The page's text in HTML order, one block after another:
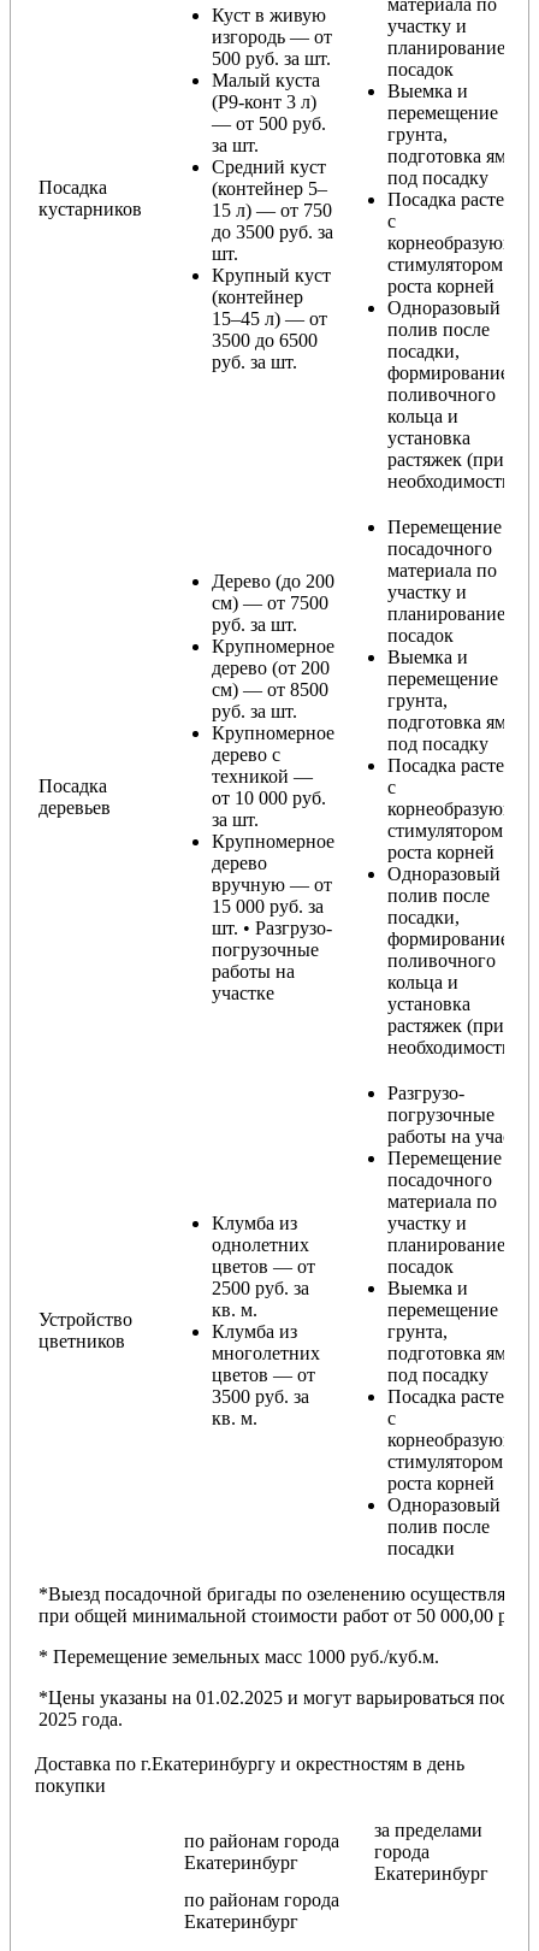
Посадка
кустарников
Куст в живую
изгородь — от
500 руб. за шт.
Малый куста
(Р9-конт 3 л)
— от 500 руб.
за шт.
Средний куст
(контейнер 5–
15 л) — от 750
до 3500 руб. за
шт.
Крупный куст
(контейнер
15–45 л) — от
3500 до 6500
руб. за шт.
материала по
участку и
планирование
посадок
Выемка и
перемещение
грунта,
подготовка ямы
под посадку
Посадка растения
с
корнеобразующим
стимулятором
роста корней
Одноразовый
полив после
посадки,
формирование
поливочного
кольца и
установка
растяжек (при
необходимости)
Посадка
деревьев
Дерево (до 200
см) — от 7500
руб. за шт.
Крупномерное
дерево (от 200
см) — от 8500
руб. за шт.
Крупномерное
дерево с
техникой —
от 10 000 руб.
за шт.
Крупномерное
дерево
вручную — от
15 000 руб. за
шт. • Разгрузо-
погрузочные
работы на
участке
Перемещение
посадочного
материала по
участку и
планирование
посадок
Выемка и
перемещение
грунта,
подготовка ямы
под посадку
Посадка растения
с
корнеобразующим
стимулятором
роста корней
Одноразовый
полив после
посадки,
формирование
поливочного
кольца и
установка
растяжек (при
необходимости)
Устройство
цветников
Клумба из
однолетних
цветов — от
2500 руб. за
кв. м.
Клумба из
многолетних
цветов — от
3500 руб. за
кв. м.
Разгрузо-
погрузочные
работы на участке
Перемещение
посадочного
материала по
участку и
планирование
посадок
Выемка и
перемещение
грунта,
подготовка ямы
под посадку
Посадка растений
с
корнеобразующим
стимулятором
роста корней
Одноразовый
полив после
посадки
*Выезд посадочной бригады по озеленению осуществляется
при общей минимальной стоимости работ от 50 000,00 руб.
* Перемещение земельных масс 1000 руб./куб.м.
*Цены указаны на 01.02.2025 и могут варьироваться после
2025 года.
Доставка по г.Екатеринбургу и окрестностям в день
покупки
по районам города
Екатеринбург
за пределами
города
Екатеринбург
по районам города
Екатеринбург